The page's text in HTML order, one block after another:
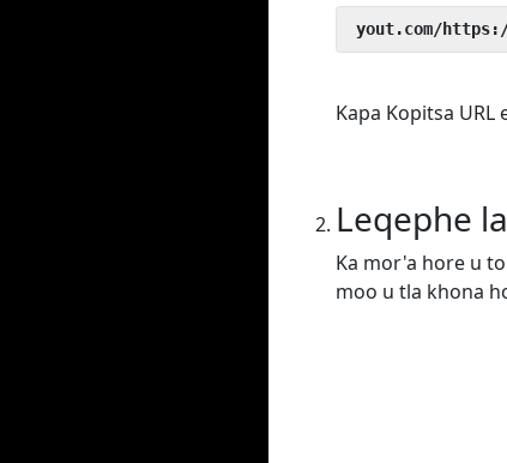
yout.com/
Kapa Kopitsa
Leqephe
Ka mor'a hore u
moo u tla khona